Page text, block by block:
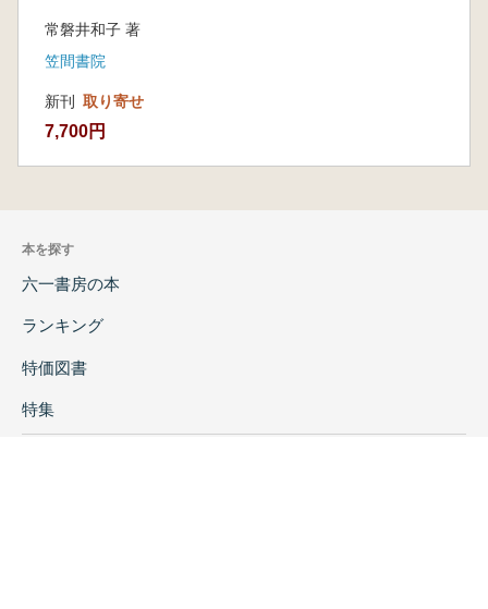
常磐井和子 著
笠間書院
新刊 取り寄せ
7,700円
本を探す
六一書房の本
ランキング
特価図書
特集